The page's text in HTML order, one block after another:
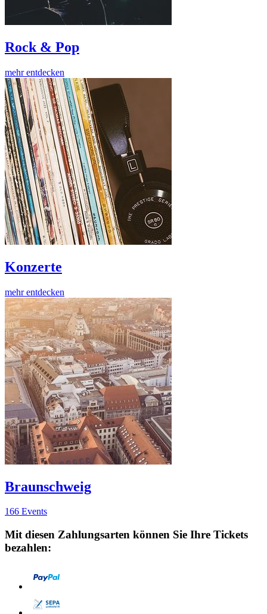
Rock & Pop
mehr entdecken
Konzerte
mehr entdecken
Braunschweig
166 Events
Mit diesen Zahlungsarten können Sie Ihre Tickets
bezahlen: